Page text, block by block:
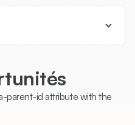
strong with Back to
parent-id attribute with the